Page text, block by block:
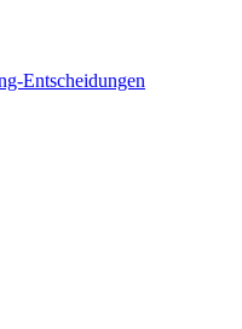
Entscheidungen